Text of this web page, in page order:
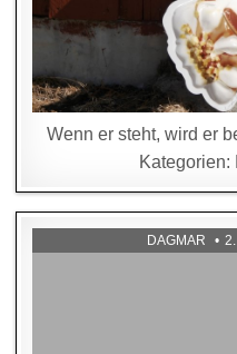
Wenn er steht, wird er
Kategorien:
DAGMAR